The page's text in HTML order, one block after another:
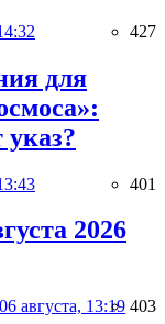
427
для
401
2026
06 августа, 13:19 403